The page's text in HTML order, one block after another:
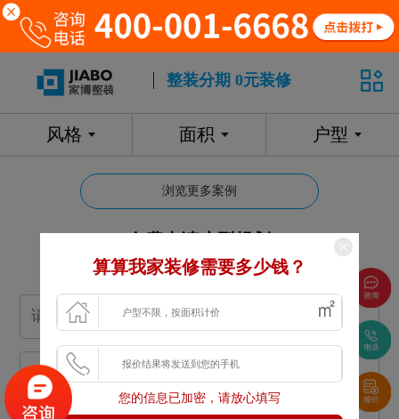
整装分期 0元装修
风格 面积 户型
浏览更多案例
专属设计师免费1对1全程服务
算算我家装修需要多少钱？
您的信息已加密，请放心填写